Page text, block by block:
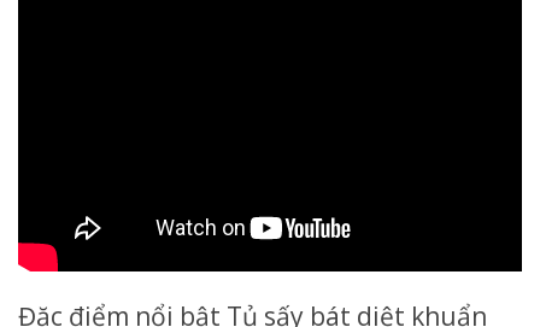
Đặc điểm nổi bật Tủ sấy bát diệt khuẩn